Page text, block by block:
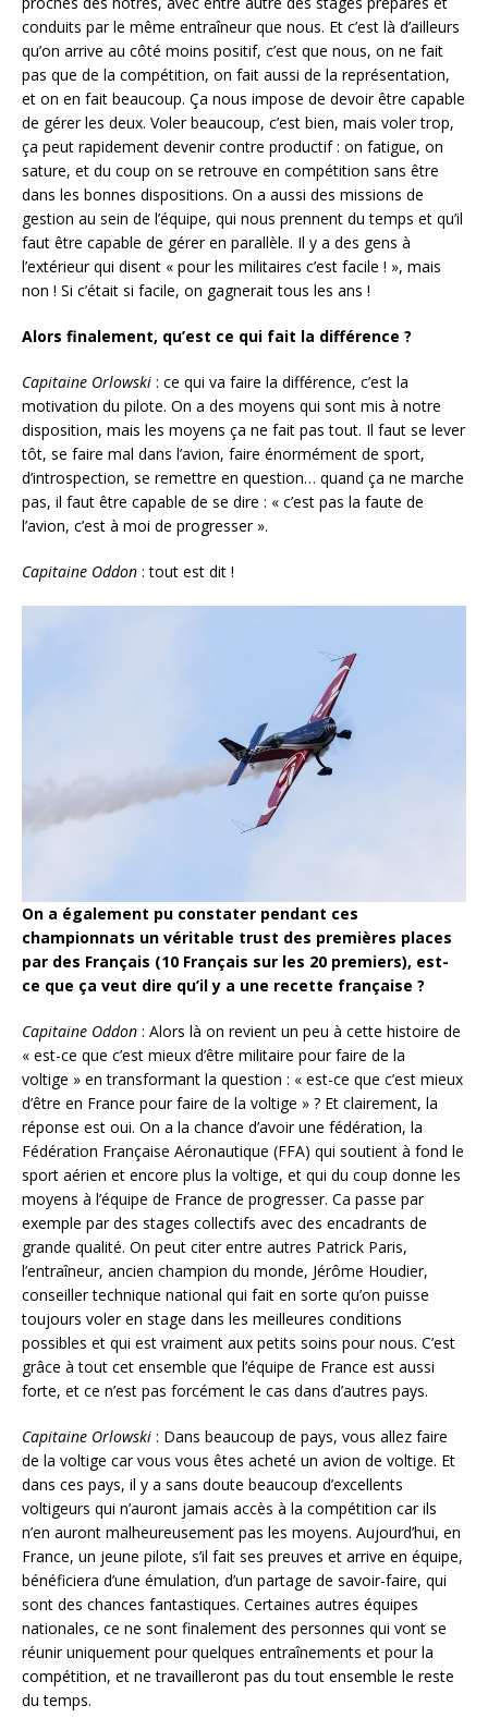
conduits par le même entraîneur que nous. Et c’est là d’ailleurs
qu’on arrive au côté moins positif, c’est que nous, on ne fait
pas que de la compétition, on fait aussi de la représentation,
et on en fait beaucoup. Ça nous impose de devoir être capable
de gérer les deux. Voler beaucoup, c’est bien, mais voler trop,
ça peut rapidement devenir contre productif : on fatigue, on
sature, et du coup on se retrouve en compétition sans être
dans les bonnes dispositions. On a aussi des missions de
gestion au sein de l’équipe, qui nous prennent du temps et qu’il
faut être capable de gérer en parallèle. Il y a des gens à
l’extérieur qui disent « pour les militaires c’est facile ! », mais
non ! Si c’était si facile, on gagnerait tous les ans !
Alors finalement, qu’est ce qui fait la différence ?
Capitaine Orlowski : ce qui va faire la différence, c’est la
motivation du pilote. On a des moyens qui sont mis à notre
disposition, mais les moyens ça ne fait pas tout. Il faut se lever
tôt, se faire mal dans l’avion, faire énormément de sport,
d’introspection, se remettre en question… quand ça ne marche
pas, il faut être capable de se dire : « c’est pas la faute de
l’avion, c’est à moi de progresser ».
Capitaine Oddon : tout est dit !
On a également pu constater pendant ces
championnats un véritable trust des premières places
par des Français (10 Français sur les 20 premiers), est-
ce que ça veut dire qu’il y a une recette française ?
Capitaine Oddon : Alors là on revient un peu à cette histoire de
« est-ce que c’est mieux d’être militaire pour faire de la
voltige » en transformant la question : « est-ce que c’est mieux
d’être en France pour faire de la voltige » ? Et clairement, la
réponse est oui. On a la chance d’avoir une fédération, la
Fédération Française Aéronautique (FFA) qui soutient à fond le
sport aérien et encore plus la voltige, et qui du coup donne les
moyens à l’équipe de France de progresser. Ca passe par
exemple par des stages collectifs avec des encadrants de
grande qualité. On peut citer entre autres Patrick Paris,
l’entraîneur, ancien champion du monde, Jérôme Houdier,
conseiller technique national qui fait en sorte qu’on puisse
toujours voler en stage dans les meilleures conditions
possibles et qui est vraiment aux petits soins pour nous. C’est
grâce à tout cet ensemble que l’équipe de France est aussi
forte, et ce n’est pas forcément le cas dans d’autres pays.
Capitaine Orlowski : Dans beaucoup de pays, vous allez faire
de la voltige car vous vous êtes acheté un avion de voltige. Et
dans ces pays, il y a sans doute beaucoup d’excellents
voltigeurs qui n’auront jamais accès à la compétition car ils
n’en auront malheureusement pas les moyens. Aujourd’hui, en
France, un jeune pilote, s’il fait ses preuves et arrive en équipe,
bénéficiera d’une émulation, d’un partage de savoir-faire, qui
sont des chances fantastiques. Certaines autres équipes
nationales, ce ne sont finalement des personnes qui vont se
réunir uniquement pour quelques entraînements et pour la
compétition, et ne travailleront pas du tout ensemble le reste
du temps.